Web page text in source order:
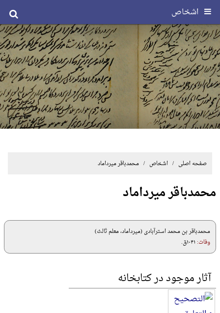
اشخاص
صفحه اصلی / اشخاص / محمدباقر میرداماد
محمدباقر میرداماد
محمدباقر بن محمد استرآبادی (میرداماد، معلم ثالث)
وفات:
آثار موجود در کتابخانه